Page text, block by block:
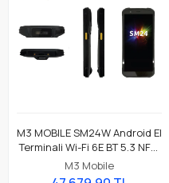
M3 MOBILE SM24W Android El
Terminali Wi-Fi 6E BT 5.3 NFC,
8GB/128GB, CM60E 2D
Okuyucu
M3 Mobile